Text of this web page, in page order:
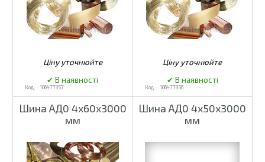
106477357 106477356
Шина АД0 4х60х3000
мм
Шина АД0 4х50х3000
мм